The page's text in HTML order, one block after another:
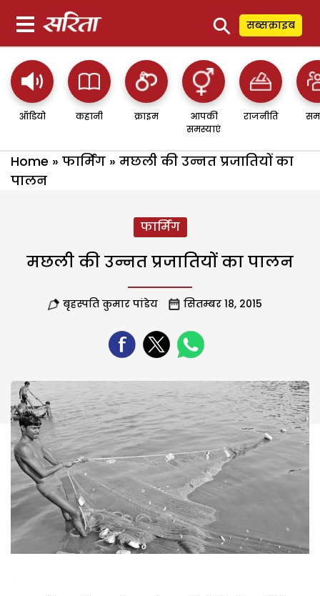
⚲ सब्सक्राइब
ऑडियो कहानी क्राइम
आपकी
समस्याएं
राजनीति
Home » फार्मिंग » मछली की उन्नत प्रजातियों का
पालन
फार्मिंग
मछली की उन्नत प्रजातियों का पालन
बृहस्पति कुमार पांडेय सितम्बर 18, 2015